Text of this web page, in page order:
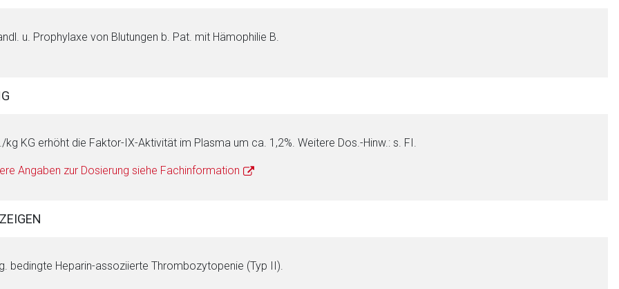
u. Prophylaxe von Blutungen b. Pat. mit Hämophilie B.
kg KG erhöht die Faktor-IX-Aktivität im Plasma um ca. 1,2%. Weitere Dos.-Hinw.: s. FI.
Angaben zur Dosierung siehe Fachinformation
bedingte Heparin-assoziierte Thrombozytopenie (Typ II).